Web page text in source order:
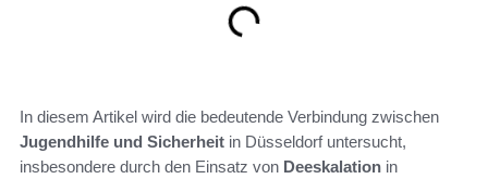
In diesem Artikel wird die bedeutende Verbindung zwischen
Jugendhilfe und Sicherheit in Düsseldorf untersucht,
insbesondere durch den Einsatz von Deeskalation in